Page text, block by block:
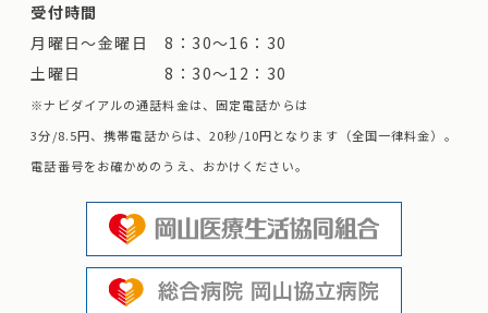
受付時間
月曜日～金曜日 8：30～16：30
土曜日 8：30～12：30
※ナビダイアルの通話料金は、固定電話からは
3分/8.5円、携帯電話からは、20秒/10円となります（全国一律料金）。
電話番号をお確かめのうえ、おかけください。